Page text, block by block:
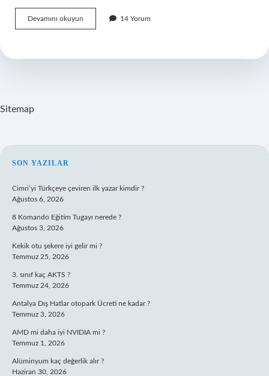
Devamını okuyun
böceği
14 Yorum
Sitemap
SIDEBAR
SON YAZILAR
Cimri’yi Türkçeye çeviren ilk yazar kimdir ?
Ağustos 6, 2026
8 Komando Eğitim Tugayı nerede ?
Ağustos 3, 2026
Kekik otu şekere iyi gelir mi ?
Temmuz 25, 2026
3. sınıf kaç AKTS ?
Temmuz 24, 2026
Antalya Dış Hatlar otopark Ücreti ne kadar ?
Temmuz 3, 2026
AMD mi daha iyi NVIDIA mi ?
Temmuz 1, 2026
Alüminyum kaç değerlik alır ?
Haziran 30, 2026